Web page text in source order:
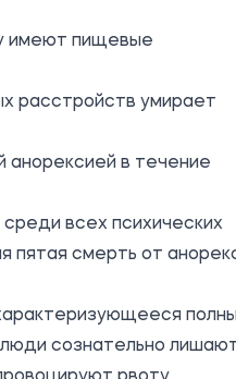
имеют пищевые
расстройств умирает
анорексией в течение
всех психических
пятая смерть от
сознательно